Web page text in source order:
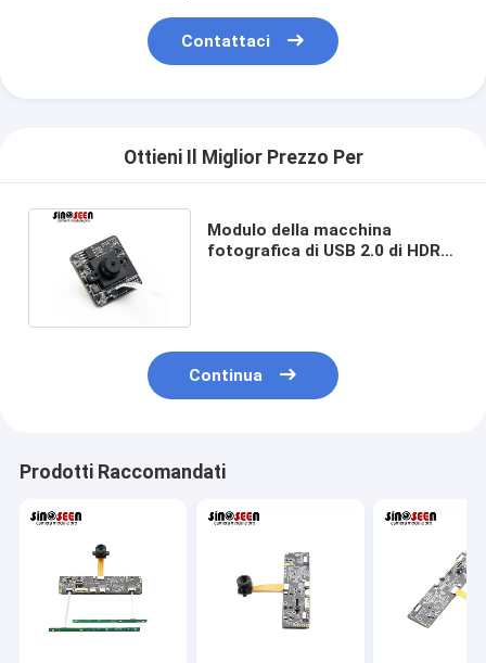
Contattaci
Ottieni Il Miglior Prezzo Per
Modulo della macchina
fotografica di USB 2.0 di HDR
Continua
Prodotti Raccomandati